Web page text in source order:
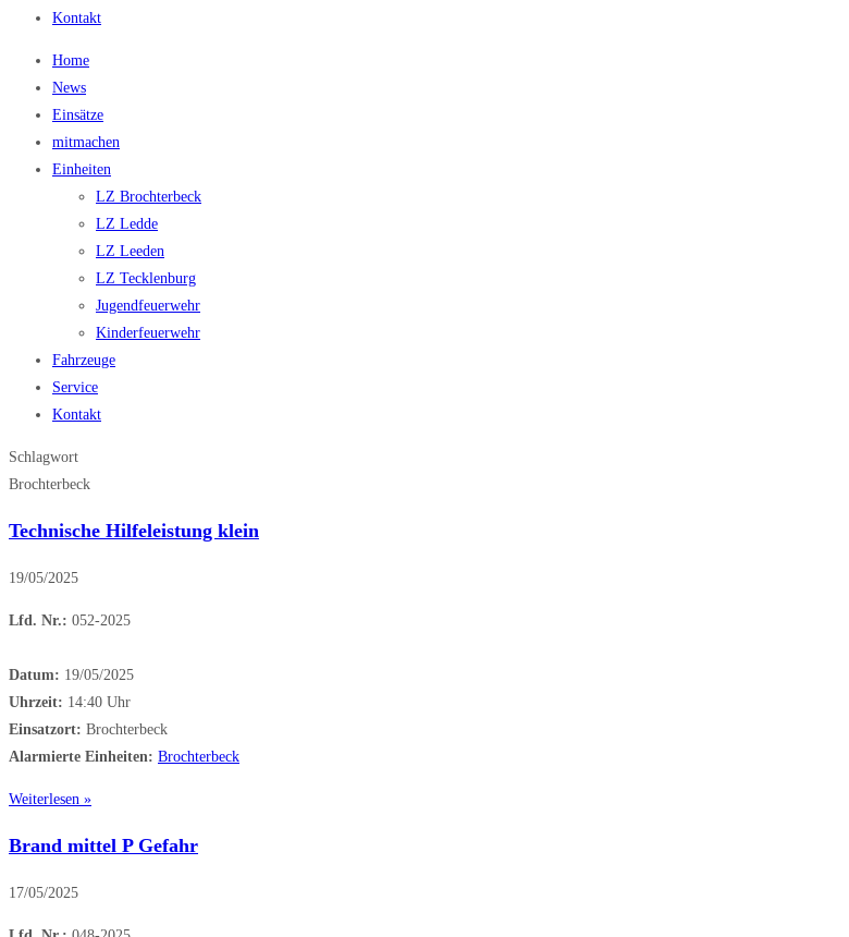
Kontakt
Home
News
Einsätze
mitmachen
Einheiten
LZ Brochterbeck
LZ Ledde
LZ Leeden
LZ Tecklenburg
Jugendfeuerwehr
Kinderfeuerwehr
Fahrzeuge
Service
Kontakt
Schlagwort
Brochterbeck
Technische Hilfeleistung klein
19/05/2025
Lfd. Nr.: 052-2025
Datum: 19/05/2025
Uhrzeit: 14:40 Uhr
Einsatzort: Brochterbeck
Alarmierte Einheiten: Brochterbeck
Weiterlesen »
Brand mittel P Gefahr
17/05/2025